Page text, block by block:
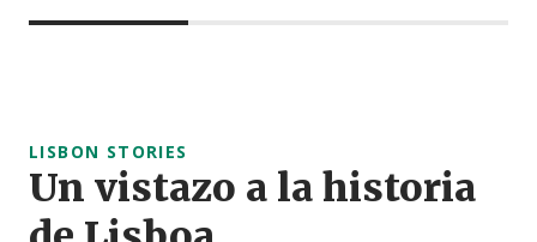
LISBON STORIES
Un vistazo a la historia